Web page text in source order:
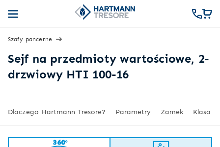
Szafy pancerne
Sejf na przedmioty wartościowe, 2-
drzwiowy HTI 100-16
360
Dlaczego Hartmann Tresore? Parametry Zamek Klasa